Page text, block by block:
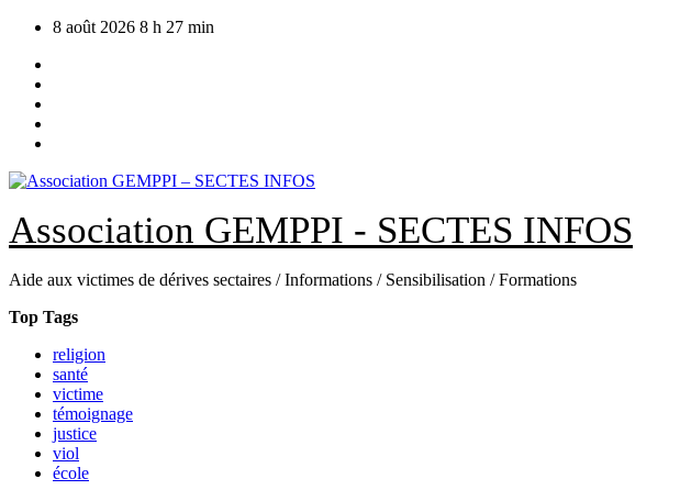
Skip
content
8 août 2026 8 h 27 min
Association GEMPPI - SECTES INFOS
Aide aux victimes de dérives sectaires / Informations / Sensibilisation / Formations
Top Tags
religion
santé
victime
témoignage
justice
viol
école